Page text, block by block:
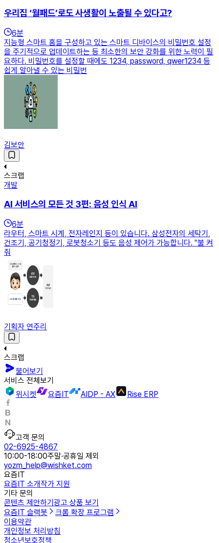
우리집 ‘월패드’로도 사생활이 노출될 수 있다고?
6분
지능형 스마트 홈을 구성하고 있는 스마트 디바이스의 비밀번호 설정
을 주기적으로 업데이트하는 등 최소한의 보안 강화를 위한 노력이 필
요하다. 비밀번호를 설정할 때에도 1234, password, qwer1234 등
쉽게 알아낼 수 있는 비밀번
김보안
스크랩
개발
AI 서비스의 모든 것 3편: 음성 인식 AI
6분
라우터, 스마트 시계, 전자레인지 등이 있습니다. 삼성전자의 세탁기,
건조기, 공기청정기, 로봇청소기 등도 음성 제어가 가능합니다. "불 켜
줘
기획자 연주리
스크랩
물어보기
서비스 전체보기
위시켓
요즘IT AIDP - AX Rise ERP
고객 문의
02-6925-4867
10:00-18:00주말·공휴일 제외
yozm_help@wishket.com
요즘IT
요즘IT 소개작가 지원
기타 문의
콘텐츠 제안하기 광고 상품 보기
요즘IT 슬랙봇
크롬 확장 프로그램
이용약관
개인정보 처리방침
청소년보호정책